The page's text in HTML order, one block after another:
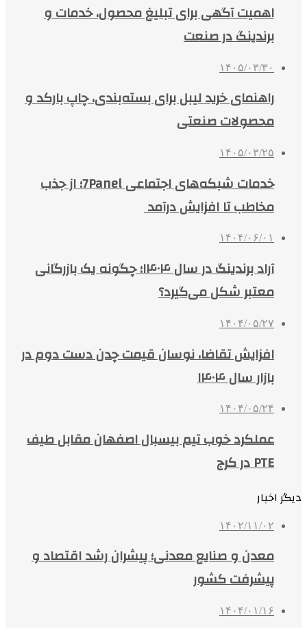
اهمیت آگهی برای تبلیغ محصول، خدمات و
برندینگ در صنعت
۱۴۰۵/۰۳/۳۰
راهنمای خرید لیبل برای بسته‌بندی، چاپ بارکد و
محصولات صنعتی
۱۴۰۵/۰۳/۲۵
خدمات شبکه‌های اجتماعی 7Panel؛ از جذب
مخاطب تا افزایش درآمد
۱۴۰۴/۰۶/۰۱
آراد برندینگ در سال ۱۴۰۴؛ چگونه یک بازرگانی
معتبر شکل می‌گیرد؟
۱۴۰۴/۰۵/۲۷
افزایش تقاضا، نوسان قیمت چدن دست دوم در
بازار سال ۱۴۰۴
۱۴۰۴/۰۵/۲۴
عملکرد خوب تیم بیسبال اصفهان مقابل طیف
PTE در کرج
دیگر اخبار
۱۴۰۲/۱۱/۰۲
معدن و صنایع معدنی؛ پیشران رشد اقتصاد و
پیشرفت کشور
۱۴۰۴/۰۱/۱۶